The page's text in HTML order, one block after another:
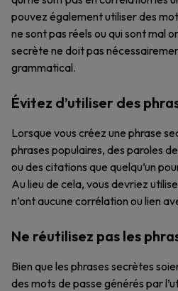
pouvez également utiliser des
ne sont pas réels ou qui sont mal
secrète ne doit pas
grammatical.
Évitez d’utiliser des
Lorsque vous créez une phrase
phrases populaires, des paroles
ou des citations que quelqu’un
Au lieu de cela, vous devriez
n’ont aucune corrélation ou lien
Ne réutilisez pas les
Bien que les phrases secrètes
des mots de passe générés par